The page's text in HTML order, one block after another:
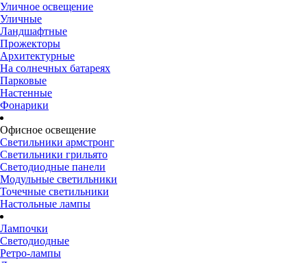
Уличное освещение
Уличные
Ландшафтные
Прожекторы
Архитектурные
На солнечных батареях
Парковые
Настенные
Фонарики
Офисное освещение
Светильники армстронг
Светильники грильято
Светодиодные панели
Модульные светильники
Точечные светильники
Настольные лампы
Лампочки
Светодиодные
Ретро-лампы